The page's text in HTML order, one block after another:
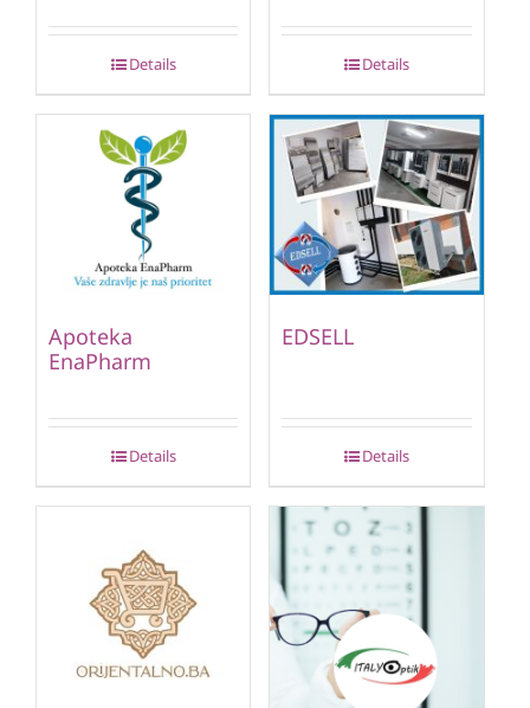
Details Details
Apoteka
EnaPharm
Details
EDSELL
Details